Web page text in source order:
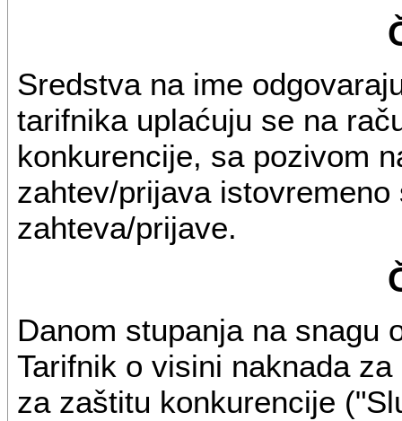
Sredstva na ime
tarifnika uplaćuju se na
konkurencije, sa pozivom
zahtev/prijava
zahteva/prijave.
Danom stupanja na snagu
Tarifnik o visini naknada
za zaštitu konkurencije